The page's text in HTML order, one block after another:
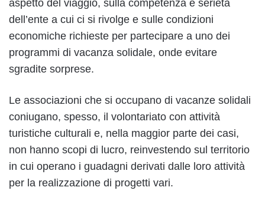
aspetto del viaggio, sulla competenza e serietà
dell’ente a cui ci si rivolge e sulle condizioni
economiche richieste per partecipare a uno dei
programmi di vacanza solidale, onde evitare
sgradite sorprese.
Le associazioni che si occupano di vacanze solidali
coniugano, spesso, il volontariato con attività
turistiche culturali e, nella maggior parte dei casi,
non hanno scopi di lucro, reinvestendo sul territorio
in cui operano i guadagni derivati dalle loro attività
per la realizzazione di progetti vari.